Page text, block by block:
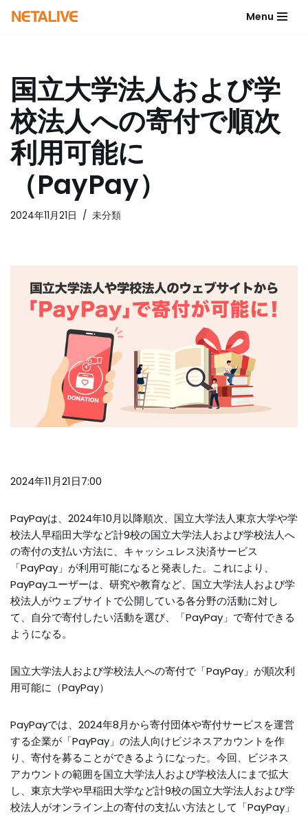
ン
ツ
へ
ス
キ
ッ
Menu
国立大学法人および学
校法人への寄付で順次
利用可能に
（PayPay）
2024年11月21日 未分類
2024年11月21日7:00
PayPayは、2024年10月以降順次、国立大学法人東京大学や学
校法人早稲田大学など計9校の国立大学法人および学校法人へ
の寄付の支払い方法に、キャッシュレス決済サービス
「PayPay」が利用可能になると発表した。これにより、
PayPayユーザーは、研究や教育など、国立大学法人および学
校法人がウェブサイトで公開している各分野の活動に対し
て、自分で寄付したい活動を選び、「PayPay」で寄付できる
ようになる。
国立大学法人および学校法人への寄付で「PayPay」が順次利
用可能に（PayPay）
PayPayでは、2024年8月から寄付団体や寄付サービスを運営
する企業が「PayPay」の法人向けビジネスアカウントを作
り、寄付を募ることができるようになった。今回、ビジネス
アカウントの範囲を国立大学法人および学校法人にまで拡大
し、東京大学や早稲田大学など計9校の国立大学法人および学
校法人がオンライン上の寄付の支払い方法として「PayPay」